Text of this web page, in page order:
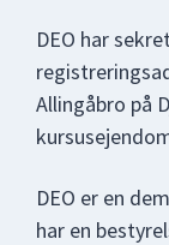
DEO har
Allingåbro på
DEO er en
har en